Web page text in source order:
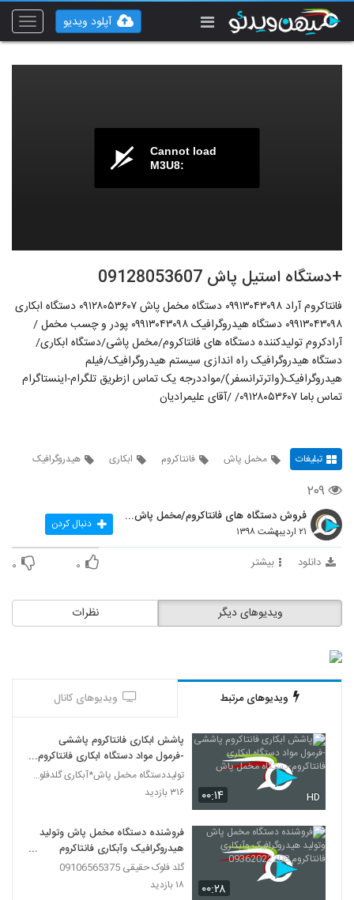
Toggle
آپلود ویدیو
Cannot load
M3U8:
+دستگاه استیل پاش 09128053607
فانتاکروم آراد ۰۹۹۱۳۰۴۳۰۹۸ دستگاه مخمل پاش ۰۹۱۲۸۰۵۳۶۰۷ دستگاه ابکاری
۰۹۹۱۳۰۴۳۰۹۸ دستگاه هیدروگرافیک ۰۹۹۱۳۰۴۳۰۹۸ پودر و چسب مخمل /
آرادکروم تولیدکننده دستگاه های فانتاکروم/مخمل پاشی/دستگاه ابکاری/
دستگاه هیدروگرافیک راه اندازی سیستم هیدروگرافیک/فیلم
هیدروگرافیک(واترترانسفر)/مواددرجه یک تماس ازطریق تلگرام-اینستاگرام
تماس باما ۰۹۱۲۸۰۵۳۶۰۷/ /آقای علیمرادیان
تبلیغات مخمل پاش فانتاکروم ابکاری هیدروگرافیک
۲۰۹
فروش دستگاه های فانتاکروم/مخمل پاش/هیدروگرافیک
۲۱ اردیبهشت ۱۳۹۸ دنبال کردن
دانلود بیشتر ۰ ۰
نظرات ویدیوهای دیگر
ویدیوهای مرتبط ویدیوهای کانال
۰۰:۱۴ HD
پاشش ابکاری فانتاکروم پاششی
-فرمول مواد دستگاه ابکاری فانتاکروم-
دستگاه مخمل پاش
تولیددستگاه مخمل پاش*آبکاری گلدفلوک 09106565375
۳۱۶ بازدید
۰۰:۲۸
فروشنده دستگاه مخمل پاش وتولید
هیدروگرافیک وآبکاری فانتاکروم
09362022208
گلد فلوک حقیقی 09106565375
۱۸ بازدید